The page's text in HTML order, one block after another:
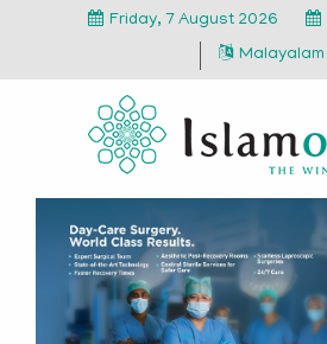
Friday, 7 August 2026
Malayalam